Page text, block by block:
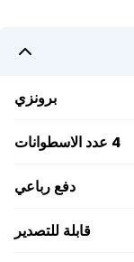
برونزي
4 عدد الاسطوانات
دفع رباعي
قابلة للتصدير